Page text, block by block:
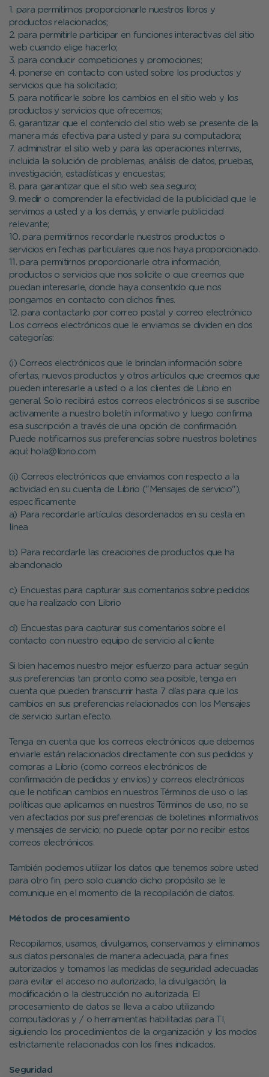
1. para permitirnos proporcionarle nuestros libros y
productos relacionados;
2. para permitirle participar en funciones interactivas del sitio
web cuando elige hacerlo;
3. para conducir competiciones y promociones;
4. ponerse en contacto con usted sobre los productos y
servicios que ha solicitado;
5. para notificarle sobre los cambios en el sitio web y los
productos y servicios que ofrecemos;
6. garantizar que el contenido del sitio web se presente de la
manera más efectiva para usted y para su computadora;
7. administrar el sitio web y para las operaciones internas,
incluida la solución de problemas, análisis de datos, pruebas,
investigación, estadísticas y encuestas;
8. para garantizar que el sitio web sea seguro;
9. medir o comprender la efectividad de la publicidad que le
servimos a usted y a los demás, y enviarle publicidad
relevante;
10. para permitirnos recordarle nuestros productos o
servicios en fechas particulares que nos haya proporcionado.
11. para permitirnos proporcionarle otra información,
productos o servicios que nos solicite o que creemos que
puedan interesarle, donde haya consentido que nos
pongamos en contacto con dichos fines.
12. para contactarlo por correo postal y correo electrónico
Los correos electrónicos que le enviamos se dividen en dos
categorías:
(i) Correos electrónicos que le brindan información sobre
ofertas, nuevos productos y otros artículos que creemos que
pueden interesarle a usted o a los clientes de Librio en
general. Solo recibirá estos correos electrónicos si se suscribe
activamente a nuestro boletín informativo y luego confirma
esa suscripción a través de una opción de confirmación.
Puede notificarnos sus preferencias sobre nuestros boletines
aquí: hola@librio.com
(ii) Correos electrónicos que enviamos con respecto a la
actividad en su cuenta de Librio ("Mensajes de servicio"),
específicamente
a) Para recordarle artículos desordenados en su cesta en
línea
b) Para recordarle las creaciones de productos que ha
abandonado
c) Encuestas para capturar sus comentarios sobre pedidos
que ha realizado con Librio
d) Encuestas para capturar sus comentarios sobre el
contacto con nuestro equipo de servicio al cliente
Si bien hacemos nuestro mejor esfuerzo para actuar según
sus preferencias tan pronto como sea posible, tenga en
cuenta que pueden transcurrir hasta 7 días para que los
cambios en sus preferencias relacionados con los Mensajes
de servicio surtan efecto.
Tenga en cuenta que los correos electrónicos que debemos
enviarle están relacionados directamente con sus pedidos y
compras a Librio (como correos electrónicos de
confirmación de pedidos y envíos) y correos electrónicos
que le notifican cambios en nuestros Términos de uso o las
políticas que aplicamos en nuestros Términos de uso, no se
ven afectados por sus preferencias de boletines informativos
y mensajes de servicio; no puede optar por no recibir estos
correos electrónicos.
También podemos utilizar los datos que tenemos sobre usted
para otro fin, pero solo cuando dicho propósito se le
comunique en el momento de la recopilación de datos.
Métodos de procesamiento
Recopilamos, usamos, divulgamos, conservamos y eliminamos
sus datos personales de manera adecuada, para fines
autorizados y tomamos las medidas de seguridad adecuadas
para evitar el acceso no autorizado, la divulgación, la
modificación o la destrucción no autorizada. El
procesamiento de datos se lleva a cabo utilizando
computadoras y / o herramientas habilitadas para TI,
siguiendo los procedimientos de la organización y los modos
estrictamente relacionados con los fines indicados.
Seguridad